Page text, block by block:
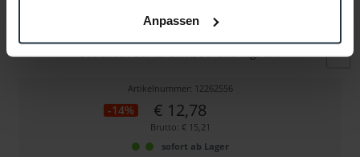
Anpassen
Wooden Camera Bag Of Screws
Schrauben-Set für Griffe, Schulter Rigs u.Ä.
Artikelnummer: 12262556
-14% € 12,78
Brutto: € 15,21
sofort ab Lager